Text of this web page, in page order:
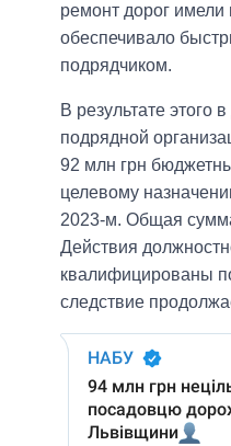
ремонт дорог имели
обеспечивало
подрядчиком.
В результате этого
подрядной
92 млн грн
целевому
2023-м. Общая
Действия
квалифицированы
следствие